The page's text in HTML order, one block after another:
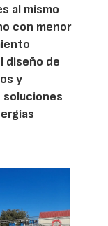
al mismo
con menor
diseño de
y
soluciones